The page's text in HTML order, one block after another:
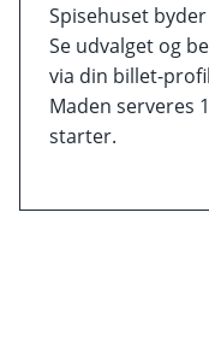
Spisehuset
Se udvalget og
via din billet-
Maden serveres
starter.